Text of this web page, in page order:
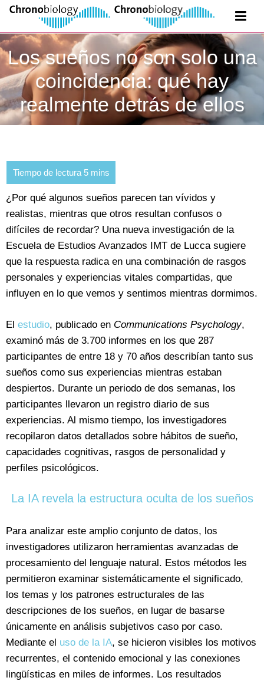
Los sueños no son solo una
coincidencia: qué hay
realmente detrás de ellos
¿Por qué algunos sueños parecen tan vívidos y
realistas, mientras que otros resultan confusos o
difíciles de recordar? Una nueva investigación de la
Escuela de Estudios Avanzados IMT de Lucca sugiere
que la respuesta radica en una combinación de rasgos
personales y experiencias vitales compartidas, que
influyen en lo que vemos y sentimos mientras dormimos.
El estudio, publicado en Communications Psychology,
examinó más de 3.700 informes en los que 287
participantes de entre 18 y 70 años describían tanto sus
sueños como sus experiencias mientras estaban
despiertos. Durante un periodo de dos semanas, los
participantes llevaron un registro diario de sus
experiencias. Al mismo tiempo, los investigadores
recopilaron datos detallados sobre hábitos de sueño,
capacidades cognitivas, rasgos de personalidad y
perfiles psicológicos.
La IA revela la estructura oculta de los sueños
Para analizar este amplio conjunto de datos, los
investigadores utilizaron herramientas avanzadas de
procesamiento del lenguaje natural. Estos métodos les
permitieron examinar sistemáticamente el significado,
los temas y los patrones estructurales de las
descripciones de los sueños, en lugar de basarse
únicamente en análisis subjetivos caso por caso.
Mediante el uso de la IA, se hicieron visibles los motivos
recurrentes, el contenido emocional y las conexiones
lingüísticas en miles de informes. Los resultados